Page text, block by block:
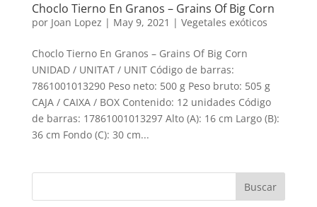
Choclo Tierno En Granos – Grains Of Big Corn
por Joan Lopez | May 9, 2021 | Vegetales exóticos
Choclo Tierno En Granos – Grains Of Big Corn
UNIDAD / UNITAT / UNIT Código de barras:
7861001013290 Peso neto: 500 g Peso bruto: 505 g
CAJA / CAIXA / BOX Contenido: 12 unidades Código
de barras: 17861001013297 Alto (A): 16 cm Largo (B):
36 cm Fondo (C): 30 cm...